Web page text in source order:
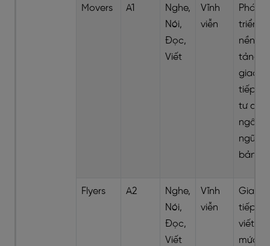
Movers A1
Nghe,
Nói,
Đọc,
Viết
Vĩnh
viễn
Phát
triển
nền
tảng
giao
tiếp và
tư duy
ngôn
ngữ cơ
bản
Flyers A2
Nghe,
Nói,
Đọc,
Viết
Vĩnh
viễn
Giao
tiếp và
viết ở
mức